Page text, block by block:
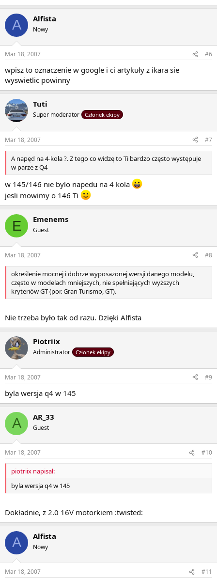
A Alfista
Nowy
Mar 18, 2007 #6
wpisz to oznaczenie w google i ci artykuły z ikara sie
wyswietlic powinny
Tuti
Super moderator Członek ekipy
Mar 18, 2007 #7
A napęd na 4-koła ?. Z tego co widzę to Ti bardzo często występuje
w parze z Q4
w 145/146 nie bylo napedu na 4 kola
jesli mowimy o 146 Ti
E Emenems
Guest
Mar 18, 2007 #8
określenie mocnej i dobrze wyposażonej wersji danego modelu,
często w modelach mniejszych, nie spełniających wyższych
kryteriów GT (por. Gran Turismo, GT).
Nie trzeba było tak od razu. Dzięki Alfista
Piotriix
Administrator Członek ekipy
Mar 18, 2007 #9
byla wersja q4 w 145
A AR_33
Guest
Mar 18, 2007 #10
piotriix napisał:
byla wersja q4 w 145
Dokładnie, z 2.0 16V motorkiem :twisted:
A Alfista
Nowy
Mar 18, 2007 #11